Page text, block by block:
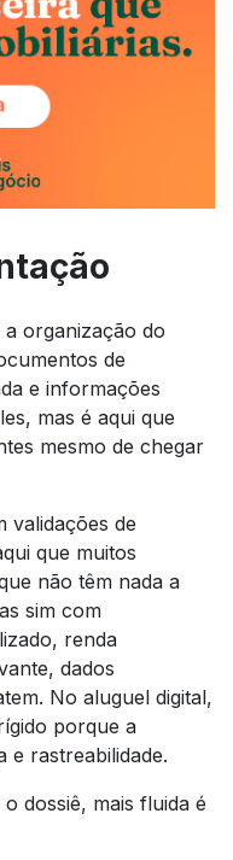
organização do
de
e informações
mas é aqui que
mesmo de chegar
validações de
que muitos
não têm nada a
sim com
renda
dados
No aluguel digital,
porque a
e rastreabilidade.
dossiê, mais fluida é